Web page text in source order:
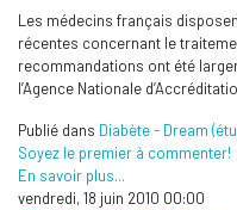
Les médecins français
récentes concernant le
recommandations ont été
l’Agence Nationale
Publié dans Diabète - Dream
Soyez le premier à commenter!
En savoir plus...
vendredi, 18 juin 2010 00:00